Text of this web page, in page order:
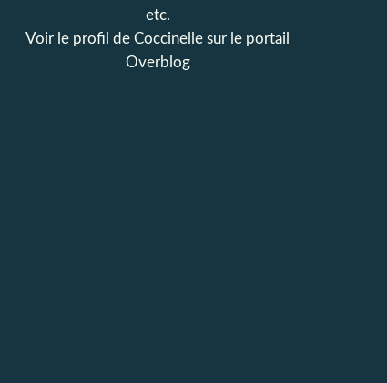
etc.
Voir le profil de Coccinelle sur le portail
Overblog